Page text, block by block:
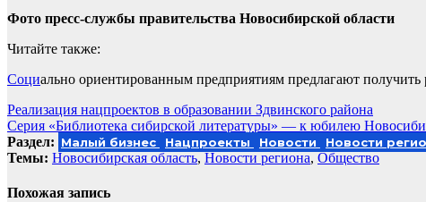
Фото пресс-службы правительства Новосибирской области
Читайте также:
Социально ориентированным предприятиям предлагают
Навигация
по
записям
Реализация нацпроектов в образовании Здвинского района
Серия «Библиотека сибирской литературы» — к юбилею
Раздел: Малый бизнес Нацпроекты Новости Новости
Темы: Новосибирская область, Новости региона, Общество
Похожая запись